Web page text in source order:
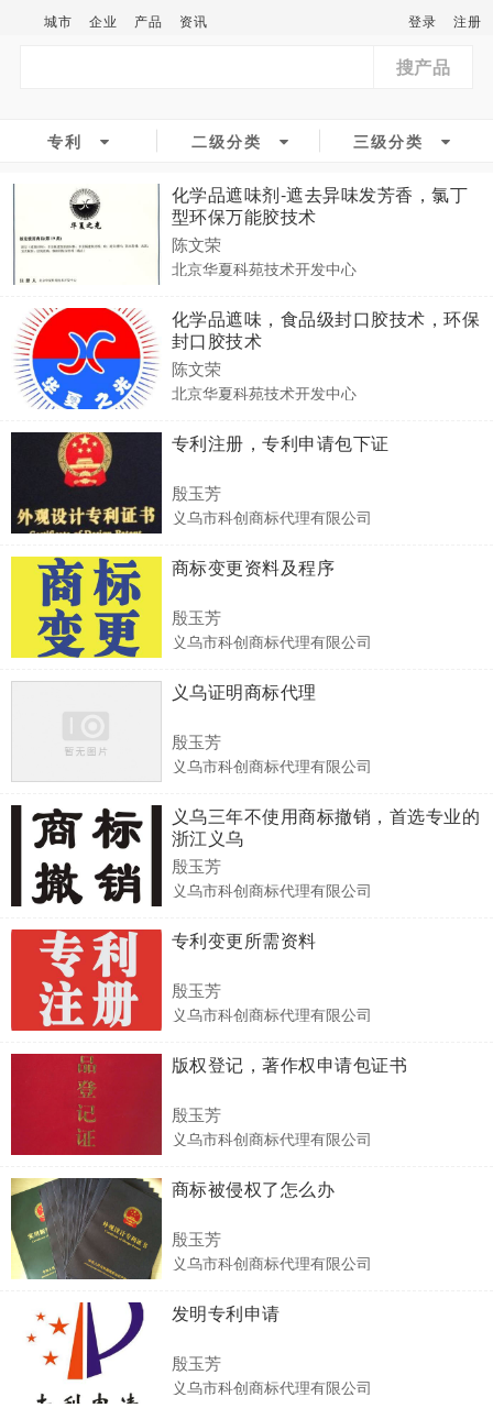
城市 企业 产品 资讯 登录 注册
搜产品
专利 二级分类 三级分类
化学品遮味剂-遮去异味发芳香，氯丁
型环保万能胶技术
陈文荣
北京华夏科苑技术开发中心
化学品遮味，食品级封口胶技术，环保
封口胶技术
陈文荣
北京华夏科苑技术开发中心
专利注册，专利申请包下证
殷玉芳
义乌市科创商标代理有限公司
商标变更资料及程序
殷玉芳
义乌市科创商标代理有限公司
义乌证明商标代理
殷玉芳
义乌市科创商标代理有限公司
义乌三年不使用商标撤销，首选专业的
浙江义乌
殷玉芳
义乌市科创商标代理有限公司
专利变更所需资料
殷玉芳
义乌市科创商标代理有限公司
版权登记，著作权申请包证书
殷玉芳
义乌市科创商标代理有限公司
商标被侵权了怎么办
殷玉芳
义乌市科创商标代理有限公司
发明专利申请
殷玉芳
义乌市科创商标代理有限公司